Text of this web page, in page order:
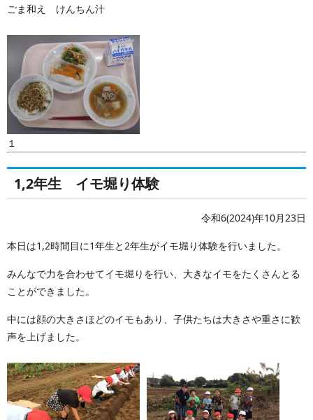
ごま和え けんちん汁
１
1,2年生 イモ堀り体験
令和6(2024)年10月23日
本日は1,2時間目に1年生と2年生がイモ堀り体験を行いました。
みんなで力を合わせてイモ堀りを行い、大きなイモをたくさんとる
ことができました。
中には顔の大きさほどのイモもあり、子供たちは大きさや重さに歓
声を上げました。